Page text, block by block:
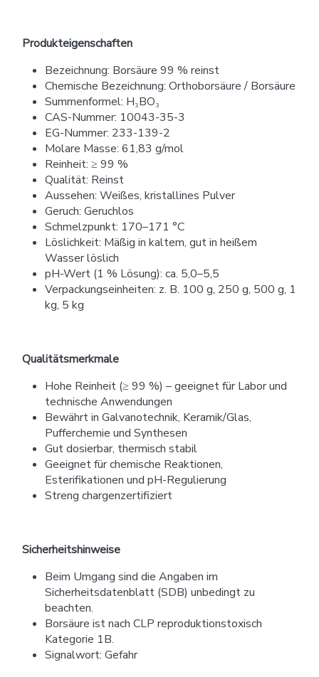
Produkteigenschaften
Bezeichnung: Borsäure 99 % reinst
Chemische Bezeichnung: Orthoborsäure / Borsäure
Summenformel: H₃BO₃
CAS-Nummer: 10043-35-3
EG-Nummer: 233-139-2
Molare Masse: 61,83 g/mol
Reinheit: ≥ 99 %
Qualität: Reinst
Aussehen: Weißes, kristallines Pulver
Geruch: Geruchlos
Schmelzpunkt: 170–171 °C
Löslichkeit: Mäßig in kaltem, gut in heißem
Wasser löslich
pH-Wert (1 % Lösung): ca. 5,0–5,5
Verpackungseinheiten: z. B. 100 g, 250 g, 500 g, 1
kg, 5 kg
Qualitätsmerkmale
Hohe Reinheit (≥ 99 %) – geeignet für Labor und
technische Anwendungen
Bewährt in Galvanotechnik, Keramik/Glas,
Pufferchemie und Synthesen
Gut dosierbar, thermisch stabil
Geeignet für chemische Reaktionen,
Esterifikationen und pH-Regulierung
Streng chargenzertifiziert
Sicherheitshinweise
Beim Umgang sind die Angaben im
Sicherheitsdatenblatt (SDB) unbedingt zu
beachten.
Borsäure ist nach CLP reproduktionstoxisch
Kategorie 1B.
Signalwort: Gefahr